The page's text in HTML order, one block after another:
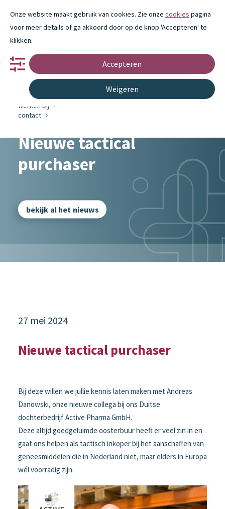
portfolio
partnerschap
innovatie
over ons
werken bij
contact
nieuws
Nieuwe tactical
purchaser
bekijk al het nieuws
27 mei 2024
Nieuwe tactical purchaser
Bij deze willen we jullie kennis laten maken met Andreas
Danowski, onze nieuwe collega bij ons Duitse
dochterbedrijf Active Pharma GmbH.
Deze altijd goedgeluimde oosterbuur heeft er veel zin in en
gaat ons helpen als tactisch inkoper bij het aanschaffen van
geneesmiddelen die in Nederland niet, maar elders in Europa
wél voorradig zijn.
Onze website maakt gebruik van cookies. Zie onze cookies pagina
voor meer details of ga akkoord door op de knop 'Accepteren' te
klikken.
Accepteren
Weigeren